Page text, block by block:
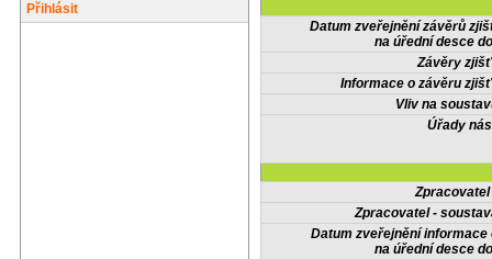
Přihlásit
Datum zveřejnění závěrů
na úřední desce
Závěry
Informace o závěru
Vliv na
Úřady
Zpracovatel -
Datum zveřejnění informace
na úřední desce